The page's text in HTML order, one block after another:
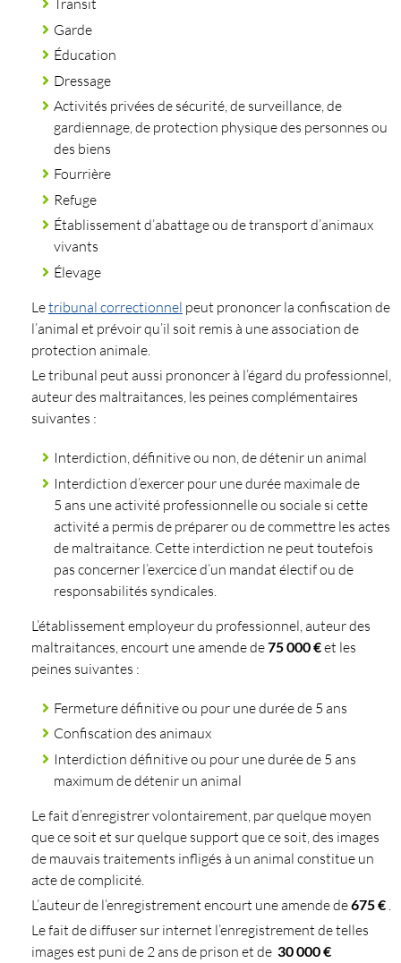
Garde
Éducation
Dressage
Activités privées de sécurité, de surveillance, de
gardiennage, de protection physique des personnes ou
des biens
Fourrière
Refuge
Établissement d’abattage ou de transport d’animaux
vivants
Élevage
Letribunal correctionnel peut prononcer la confiscation de
l’animal et prévoir qu’il soit remis à une association de
protection animale.
Le tribunal peut aussi prononcer à l’égard du professionnel,
auteur des maltraitances, les peines complémentaires
suivantes :
Interdiction, définitive ou non, de détenir un animal
Interdiction d’exercer pour une durée maximale de
5 ans une activité professionnelle ou sociale si cette
activité a permis de préparer ou de commettre les actes
de maltraitance. Cette interdiction ne peut toutefois
pas concerner l’exercice d’un mandat électif ou de
responsabilités syndicales.
L’établissement employeur du professionnel, auteur des
maltraitances, encourt une amende de75 000 €et les
peines suivantes :
Fermeture définitive ou pour une durée de 5 ans
Confiscation des animaux
Interdiction définitive ou pour une durée de 5 ans
maximum de détenir un animal
Le fait d’enregistrer volontairement, par quelque moyen
que ce soit et sur quelque support que ce soit, des images
de mauvais traitements infligés à un animal constitue un
acte de complicité.
L’auteur de l’enregistrement encourt une amende de675 €
Le fait de diffuser sur internet l’enregistrement de telles
images est puni de 2 ans de prison et de 30 000 €